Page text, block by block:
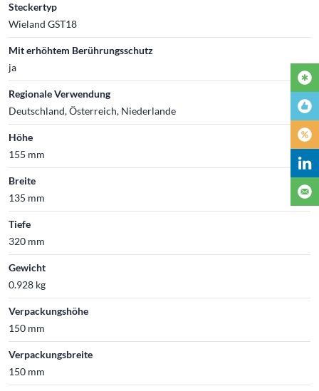
Steckertyp
Wieland GST18
Mit erhöhtem Berührungsschutz
ja
Regionale Verwendung
Deutschland, Österreich, Niederlande
Höhe
155 mm
Breite
135 mm
Tiefe
320 mm
Gewicht
0.928 kg
Verpackungshöhe
150 mm
Verpackungsbreite
150 mm